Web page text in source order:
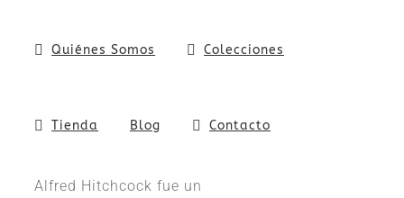
Quiénes Somos Colecciones
Tienda Blog Contacto
Alfred Hitchcock fue un